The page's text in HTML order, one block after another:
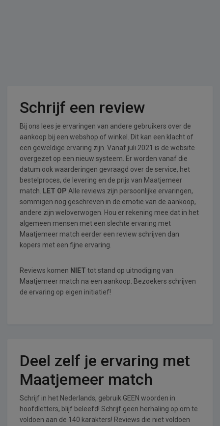
Schrijf een review
Bij ons lees je ervaringen van andere gebruikers over de
aankoop bij een webshop of winkel. Dit kan een klacht of
een geweldige ervaring zijn. Vanaf juli 2021 is de website
overgezet op een nieuw systeem. Er worden vanaf die
datum ook waarderingen gevraagd over de service, het
bestelproces, de levering en de prijs van Maatjemeer
match.
LET OP Alle reviews zijn persoonlijke ervaringen,
sommigen nog geschreven in de emotie van de aankoop,
andere zijn weloverwogen. Hou er rekening mee dat in het
algemeen mensen met een slechte ervaring met
Maatjemeer match eerder een review schrijven dan
kopers met een fijne ervaring.
Reviews komen NIET tot stand op uitnodiging van
Maatjemeer match na een aankoop. Bezoekers schrijven
de ervaring op eigen initiatief!
Deel zelf je ervaring met
Maatjemeer match
Schrijf in het Nederlands, gebruik GEEN woorden in
hoofdletters, blijf beleefd! Schrijf geen herhaling op om te
voldoen aan de 140 karakters! Reviews die niet voldoen